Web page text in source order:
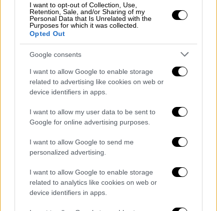
I want to opt-out of Collection, Use,
Retention, Sale, and/or Sharing of my
Personal Data that Is Unrelated with the
Purposes for which it was collected.
Opted Out
Google consents
I want to allow Google to enable storage
related to advertising like cookies on web or
device identifiers in apps.
I want to allow my user data to be sent to
Google for online advertising purposes.
I want to allow Google to send me
personalized advertising.
I want to allow Google to enable storage
related to analytics like cookies on web or
device identifiers in apps.
Ο Post Maloneεπιβεβαίωσε κατά λάθος την
εμφάνισή του στο φεστιβάλτην Τρίτη. Αυτή
θα είναι η πρώτη του φορά ως headliner,
αφού προηγουμένως εμφανίστηκε το 2018,
ενώ έχει κάνει αρκετές guest εμφανίσεις
όλα αυτά τα χρόνια (πιο πρόσφατα με τον
Bad Bunny το 2022).
https://twitter.com/PopBase/status/18593631
64196081806
Αυτή είναι η δεύτερη φορά που η Gaga
εμφανίζεται ως headliner στο Coachella,
μετά την εμφάνισή της το 2017. Η
τραγουδίστρια αντικατέστησε την έγκυο
Μπιγιονσέ. Οι Green Day θα εμφανιστούν
για πρώτη